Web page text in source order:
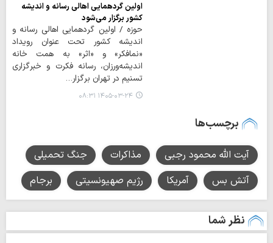
اولین گردهمایی اهالی رسانه و اندیشه
کشور برگزار می‌شود
حوزه / اولین گردهمایی اهالی رسانه و
اندیشه کشور تحت عنوان رویداد
«نمافکر» و «اثر» به همت خانه
اندیشه‌ورزان، رسانه فکرت و خبرگزاری
تسنیم در تهران برگزار…
۱۴۰۵-۰۳-۲۴ ۰۸:۳۱
برچسب‌ها
آیت الله محمود رجبی مذاکرات
جنگ تحمیلی
آتش بس
آمریکا رژیم صهیونسیتی برجام
نظر شما